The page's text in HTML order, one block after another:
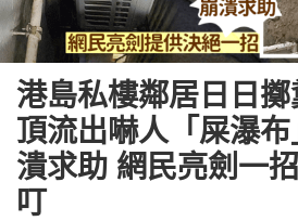
港島私樓鄰居日日
頂流出嚇人「屎瀑布
潰求助 網民亮劍一
叮